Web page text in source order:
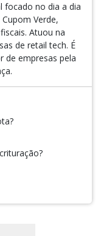
focado no dia a dia
Verde,
Atuou na
de retail tech. É
de empresas pela